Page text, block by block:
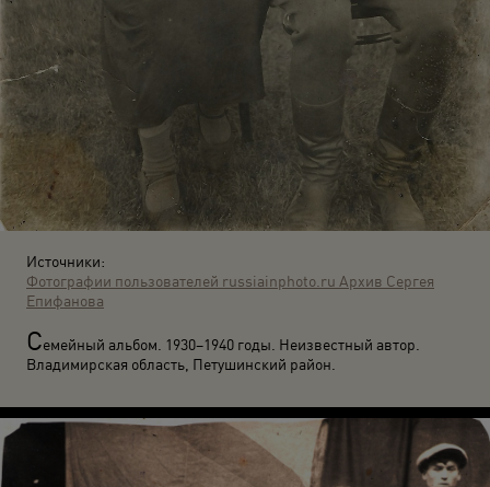
Источники:
Фотографии пользователей russiainphoto.ru Архив Сергея
Епифанова
Семейный альбом. 1930–1940 годы. Неизвестный автор.
Владимирская область, Петушинский район.